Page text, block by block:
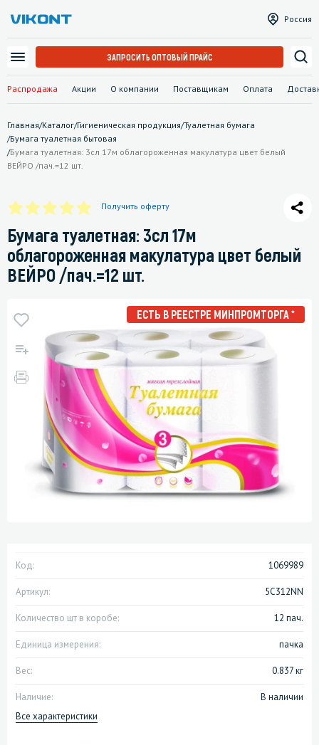
Распродажа Акции О компании Поставщикам Оплата
Россия
ЗАПРОСИТЬ ОПТОВЫЙ ПРАЙС
Главная/Каталог/Гигиеническая продукция/Туалетная бумага
/Бумага туалетная бытовая
/Бумага туалетная: 3сл 17м облагороженная макулатура цвет белый
ВЕЙРО /пач.=12 шт.
Получить оферту
Бумага туалетная: 3сл 17м
облагороженная макулатура цвет белый
ВЕЙРО /пач.=12 шт.
ЕСТЬ В РЕЕСТРЕ МИНПРОМТОРГА *
Код: 1069989
Артикул: 5С312NN
Количество шт в коробе: 12 пач.
Единица измерения: пачка
Вес: 0.837 кг
Наличие:
В наличии
Все характеристики